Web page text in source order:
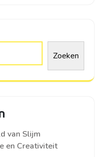
Zoeken
van Slijm
en Creativiteit